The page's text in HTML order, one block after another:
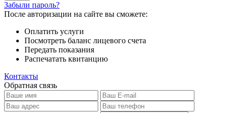
Забыли пароль?
После авторизации на сайте вы сможете:
Оплатить услуги
Посмотреть баланс лицевого счета
Передать показания
Распечатать квитанцию
Контакты
Обратная связь